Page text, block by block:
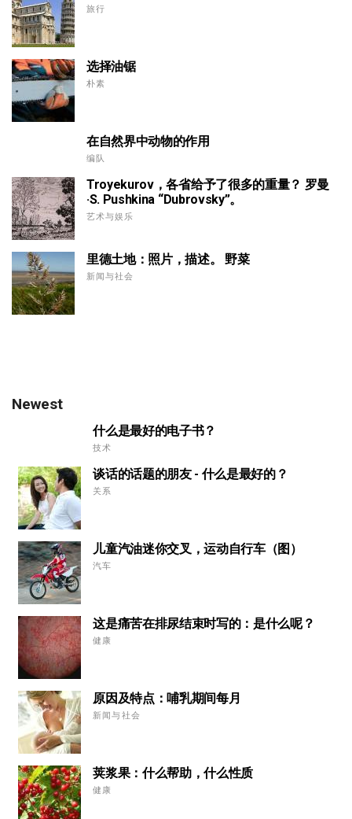
旅行
选择油锯
朴素
在自然界中动物的作用
编队
Troyekurov，各省给予了很多的重量？ 罗曼
·S. Pushkina “Dubrovsky”。
艺术与娱乐
里德土地：照片，描述。 野菜
新闻与社会
Newest
什么是最好的电子书？
技术
谈话的话题的朋友 - 什么是最好的？
关系
儿童汽油迷你交叉，运动自行车（图）
汽车
这是痛苦在排尿结束时写的：是什么呢？
健康
原因及特点：哺乳期间每月
新闻与社会
荚浆果：什么帮助，什么性质
健康